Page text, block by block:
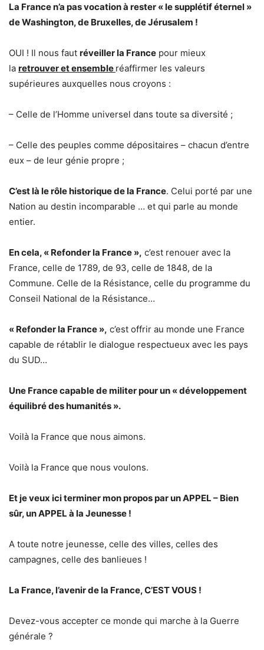
La France n’a pas vocation à rester « le supplétif éternel »
de Washington, de Bruxelles, de Jérusalem !
OUI ! Il nous faut réveiller la France pour mieux
la retrouver et ensemble réaffirmer les valeurs
supérieures auxquelles nous croyons :
– Celle de l’Homme universel dans toute sa diversité ;
– Celle des peuples comme dépositaires – chacun d’entre
eux – de leur génie propre ;
C’est là le rôle historique de la France. Celui porté par une
Nation au destin incomparable … et qui parle au monde
entier.
En cela, « Refonder la France », c’est renouer avec la
France, celle de 1789, de 93, celle de 1848, de la
Commune. Celle de la Résistance, celle du programme du
Conseil National de la Résistance…
« Refonder la France », c’est offrir au monde une France
capable de rétablir le dialogue respectueux avec les pays
du SUD…
Une France capable de militer pour un « développement
équilibré des humanités ».
Voilà la France que nous aimons.
Voilà la France que nous voulons.
Et je veux ici terminer mon propos par un APPEL – Bien
sûr, un APPEL à la Jeunesse !
A toute notre jeunesse, celle des villes, celles des
campagnes, celle des banlieues !
La France, l’avenir de la France, C’EST VOUS !
Devez-vous accepter ce monde qui marche à la Guerre
générale ?